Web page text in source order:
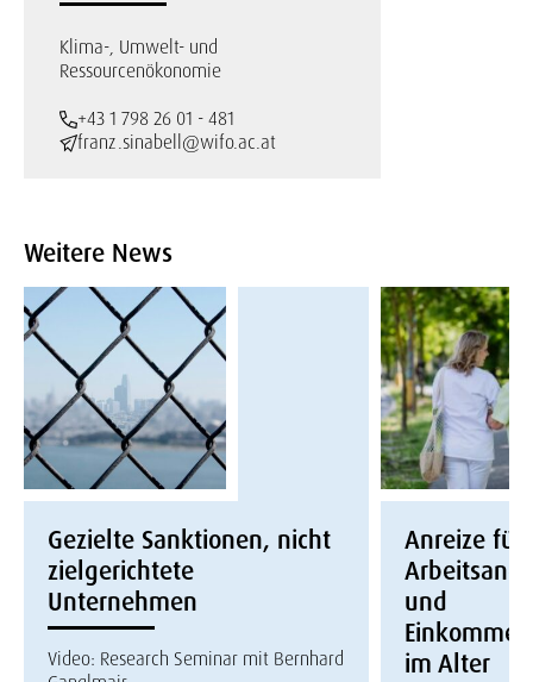
Klima-, Umwelt- und
Ressourcenökonomie
+43 1 798 26 01 - 481
franz.sinabell@wifo.ac.at
Weitere News
Gezielte Sanktionen, nicht
zielgerichtete
Unternehmen
Video: Research Seminar mit Bernhard
Anreize für
und
im Alter